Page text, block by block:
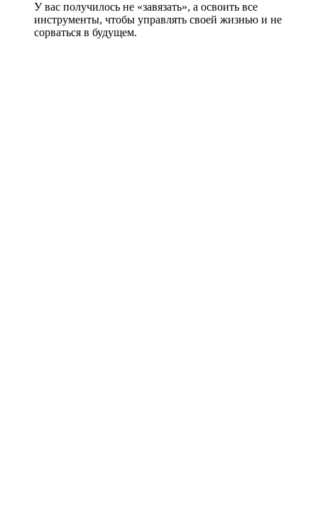
У вас получилось не «завязать», а освоить все
инструменты, чтобы управлять своей жизнью и не
сорваться в будущем.